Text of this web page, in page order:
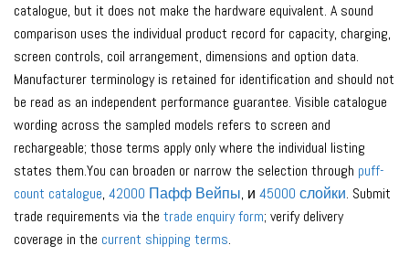
catalogue, but it does not make the hardware equivalent. A sound
comparison uses the individual product record for capacity, charging,
screen controls, coil arrangement, dimensions and option data.
Manufacturer terminology is retained for identification and should not
be read as an independent performance guarantee. Visible catalogue
wording across the sampled models refers to screen and
rechargeable; those terms apply only where the individual listing
states them.You can broaden or narrow the selection through puff-
count catalogue, 42000 Пафф Вейпы, и 45000 слойки. Submit
trade requirements via the trade enquiry form; verify delivery
coverage in the current shipping terms.